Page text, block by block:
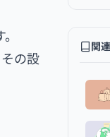
の設
確認
う！
関